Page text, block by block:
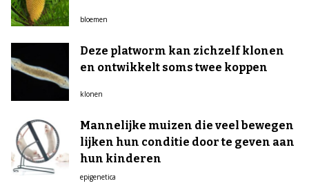
bloemen
Deze platworm kan zichzelf klonen
en ontwikkelt soms twee koppen
klonen
Mannelijke muizen die veel bewegen
lijken hun conditie door te geven aan
hun kinderen
epigenetica